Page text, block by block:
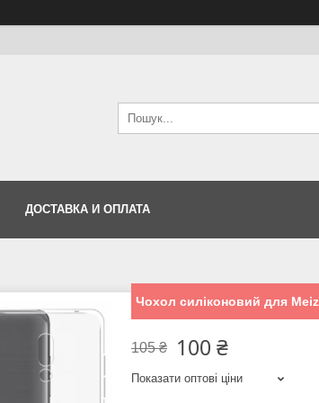
ДОСТАВКА И ОПЛАТА
Чохол силіконовий для
105 ₴ 100 ₴
Показати оптові ціни